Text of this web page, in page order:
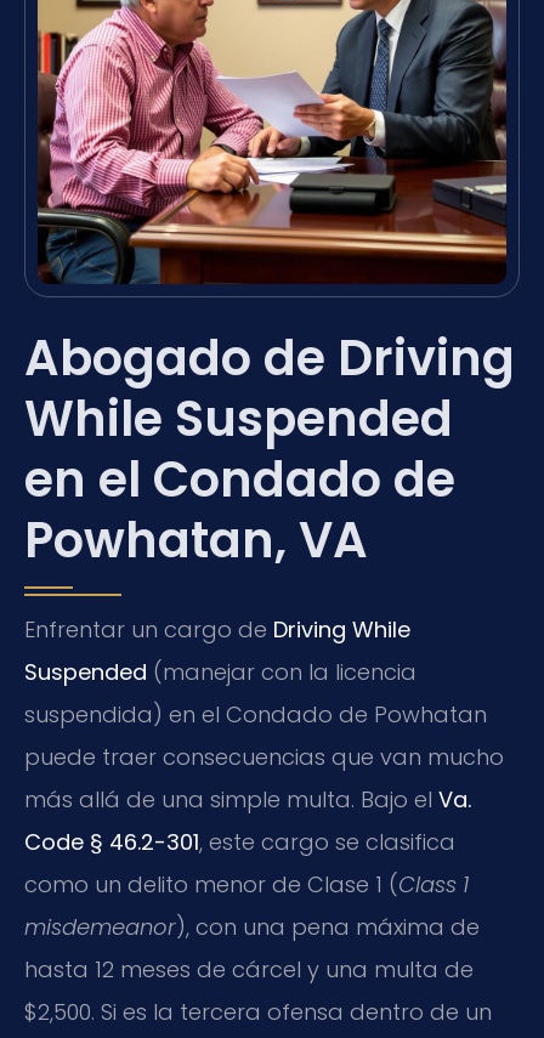
Abogado de Driving
While Suspended
en el Condado de
Powhatan, VA
Enfrentar un cargo de Driving While
Suspended (manejar con la licencia
suspendida) en el Condado de Powhatan
puede traer consecuencias que van mucho
más allá de una simple multa. Bajo el Va.
Code § 46.2-301, este cargo se clasifica
como un delito menor de Clase 1 (Class 1
misdemeanor), con una pena máxima de
hasta 12 meses de cárcel y una multa de
$2,500. Si es la tercera ofensa dentro de un